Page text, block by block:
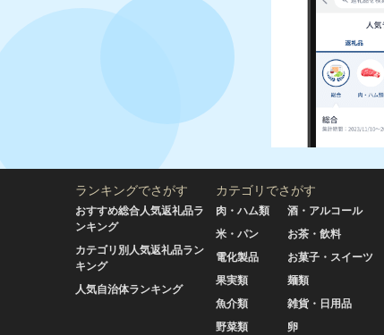
ランキングでさがす
おすすめ総合人気返礼品ラ
ンキング
カテゴリ別人気返礼品ラン
キング
人気自治体ランキング
カテゴリでさがす
肉・ハム類
米・パン
電化製品
果実類
魚介類
野菜類
酒・アルコール
お茶・飲料
お菓子・スイーツ
麺類
雑貨・日用品
卵